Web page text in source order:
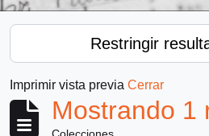
Restringir
Imprimir vista previa Cerrar
Mostrando 1